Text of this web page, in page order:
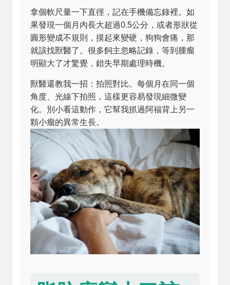
拿個軟尺量一下直徑，記在手機備忘錄裡。如
果發現一個月內長大超過0.5公分，或者形狀從
圓形變成不規則，摸起來變硬，狗狗會痛，那
就該找獸醫了。很多飼主忽略記錄，等到腫瘤
明顯大了才驚覺，錯失早期處理時機。
獸醫還教我一招：拍照對比。每個月在同一個
角度、光線下拍照，這樣更容易發現細微變
化。別小看這動作，它幫我抓過阿福背上另一
顆小瘤的異常生長。